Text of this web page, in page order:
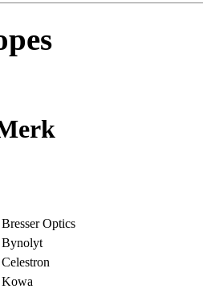
Bresser Optics
Bynolyt
Celestron
Kowa